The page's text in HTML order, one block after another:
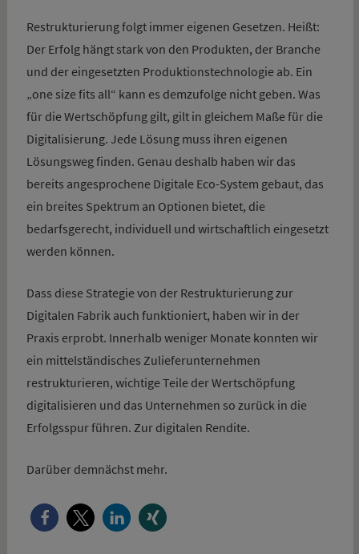
Restrukturierung folgt immer eigenen Gesetzen. Heißt:
Der Erfolg hängt stark von den Produkten, der Branche
und der eingesetzten Produktionstechnologie ab. Ein
„one size fits all“ kann es demzufolge nicht geben. Was
für die Wertschöpfung gilt, gilt in gleichem Maße für die
Digitalisierung. Jede Lösung muss ihren eigenen
Lösungsweg finden. Genau deshalb haben wir das
bereits angesprochene Digitale Eco-System gebaut, das
ein breites Spektrum an Optionen bietet, die
bedarfsgerecht, individuell und wirtschaftlich eingesetzt
werden können.
Dass diese Strategie von der Restrukturierung zur
Digitalen Fabrik auch funktioniert, haben wir in der
Praxis erprobt. Innerhalb weniger Monate konnten wir
ein mittelständisches Zulieferunternehmen
restrukturieren, wichtige Teile der Wertschöpfung
digitalisieren und das Unternehmen so zurück in die
Erfolgsspur führen. Zur digitalen Rendite.
Darüber demnächst mehr.